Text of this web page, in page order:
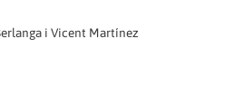
i Vicent Martínez